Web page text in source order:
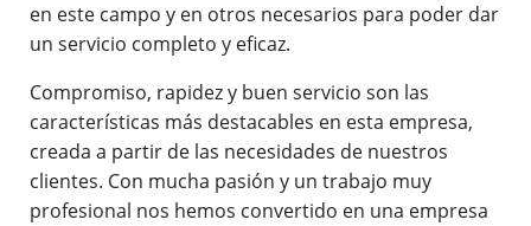
en este campo y en otros necesarios para poder dar
un servicio completo y eficaz.
Compromiso, rapidez y buen servicio son las
características más destacables en esta empresa,
creada a partir de las necesidades de nuestros
clientes. Con mucha pasión y un trabajo muy
profesional nos hemos convertido en una empresa